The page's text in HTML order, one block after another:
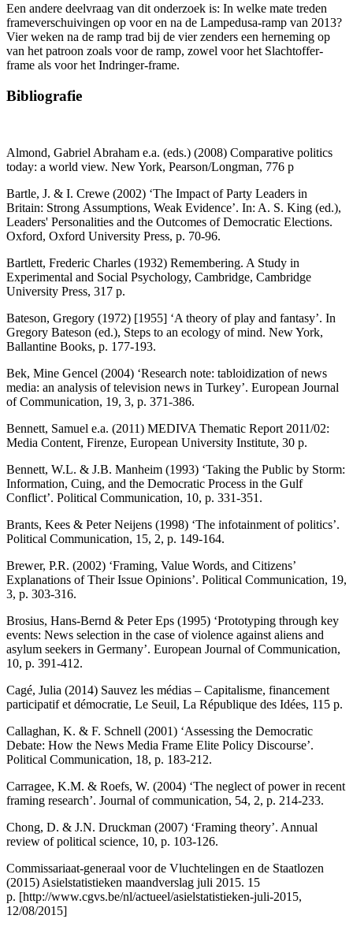
Een andere deelvraag van dit onderzoek is: In welke mate treden
frameverschuivingen op voor en na de Lampedusa-ramp van 2013?
Vier weken na de ramp trad bij de vier zenders een herneming op
van het patroon zoals voor de ramp, zowel voor het Slachtoffer-
frame als voor het Indringer-frame.
Bibliografie
Almond, Gabriel Abraham e.a. (eds.) (2008) Comparative politics
today: a world view. New York, Pearson/Longman, 776 p
Bartle, J. & I. Crewe (2002) ‘The Impact of Party Leaders in
Britain: Strong Assumptions, Weak Evidence’. In: A. S. King (ed.),
Leaders' Personalities and the Outcomes of Democratic Elections.
Oxford, Oxford University Press, p. 70-96.
Bartlett, Frederic Charles (1932) Remembering. A Study in
Experimental and Social Psychology, Cambridge, Cambridge
University Press, 317 p.
Bateson, Gregory (1972) [1955] ‘A theory of play and fantasy’. In
Gregory Bateson (ed.), Steps to an ecology of mind. New York,
Ballantine Books, p. 177-193.
Bek, Mine Gencel (2004) ‘Research note: tabloidization of news
media: an analysis of television news in Turkey’. European Journal
of Communication, 19, 3, p. 371-386.
Bennett, Samuel e.a. (2011) MEDIVA Thematic Report 2011/02:
Media Content, Firenze, European University Institute, 30 p.
Bennett, W.L. & J.B. Manheim (1993) ‘Taking the Public by Storm:
Information, Cuing, and the Democratic Process in the Gulf
Conflict’. Political Communication, 10, p. 331-351.
Brants, Kees & Peter Neijens (1998) ‘The infotainment of politics’.
Political Communication, 15, 2, p. 149-164.
Brewer, P.R. (2002) ‘Framing, Value Words, and Citizens’
Explanations of Their Issue Opinions’. Political Communication, 19,
3, p. 303-316.
Brosius, Hans-Bernd & Peter Eps (1995) ‘Prototyping through key
events: News selection in the case of violence against aliens and
asylum seekers in Germany’. European Journal of Communication,
10, p. 391-412.
Cagé, Julia (2014) Sauvez les médias – Capitalisme, financement
participatif et démocratie, Le Seuil, La République des Idées, 115 p.
Callaghan, K. & F. Schnell (2001) ‘Assessing the Democratic
Debate: How the News Media Frame Elite Policy Discourse’.
Political Communication, 18, p. 183-212.
Carragee, K.M. & Roefs, W. (2004) ‘The neglect of power in recent
framing research’. Journal of communication, 54, 2, p. 214-233.
Chong, D. & J.N. Druckman (2007) ‘Framing theory’. Annual
review of political science, 10, p. 103-126.
Commissariaat-generaal voor de Vluchtelingen en de Staatlozen
(2015) Asielstatistieken maandverslag juli 2015. 15
p. [http://www.cgvs.be/nl/actueel/asielstatistieken-juli-2015,
12/08/2015]